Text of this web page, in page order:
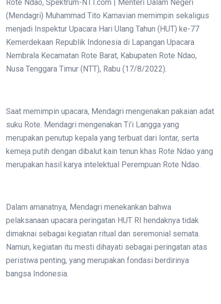
Rote Ndao, Spektrum-NTT.com | Menteri Dalam Negeri
(Mendagri) Muhammad Tito Karnavian memimpin sekaligus
menjadi Inspektur Upacara Hari Ulang Tahun (HUT) ke-77
Kemerdekaan Republik Indonesia di Lapangan Upacara
Nembrala Kecamatan Rote Barat, Kabupaten Rote Ndao,
Nusa Tenggara Timur (NTT), Rabu (17/8/2022).
Saat memimpin upacara, Mendagri mengenakan pakaian adat
suku Rote. Mendagri mengenakan Ti’i Langga yang
merupakan penutup kepala yang terbuat dari lontar, serta
kemeja putih dengan dibalut kain tenun khas Rote Ndao yang
merupakan hasil karya intelektual Perempuan Rote Ndao.
Dalam amanatnya, Mendagri menekankan bahwa
pelaksanaan upacara peringatan HUT RI hendaknya tidak
dimaknai sebagai kegiatan ritual dan seremonial semata.
Namun, kegiatan itu mesti dihayati sebagai peringatan atas
peristiwa penting, yang merupakan fondasi berdirinya
bangsa Indonesia.